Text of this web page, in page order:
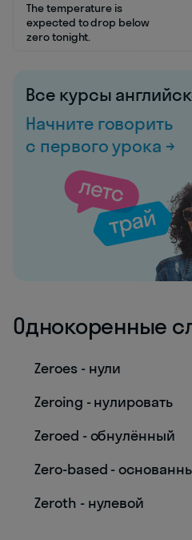
The temperature is
expected to drop below
zero tonight.
Все курсы
Начните говорить
с первого урока →
Однокоренные
Zeroes - нули
Zeroing - нулировать
Zeroed - обнулённый
Zero-based -
Zeroth - нулевой